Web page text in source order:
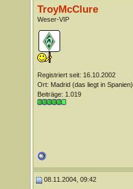
TroyMcClure
Weser-VIP
Registriert seit: 16.10.2002
Ort: Madrid (das liegt in Spanien)
Beiträge: 1.019
08.11.2004, 09:42